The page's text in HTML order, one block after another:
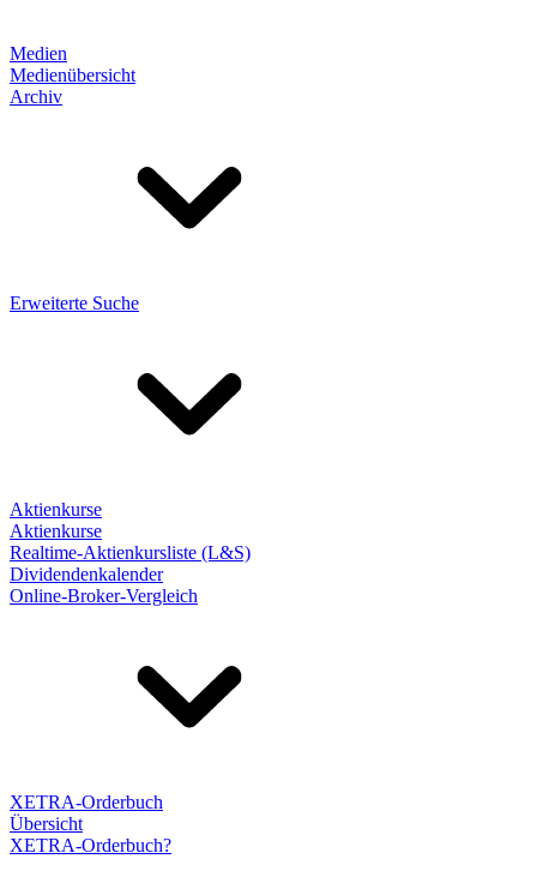
Medien
Medienübersicht
Archiv
Erweiterte Suche
Aktienkurse
Aktienkurse
Realtime-Aktienkursliste (L&S)
Dividendenkalender
Online-Broker-Vergleich
XETRA-Orderbuch
Übersicht
XETRA-Orderbuch?